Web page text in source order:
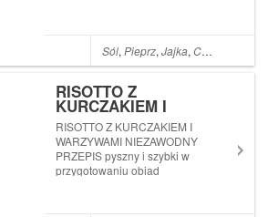
Sól,Pieprz,Jajka,Cukier
RISOTTO Z
KURCZAKIEM I
WARZYWAMI –
NIEZAWODNY PRZEPIS
RISOTTO Z KURCZAKIEM I
WARZYWAMI NIEZAWODNY
PRZEPIS pyszny i szybki w
przygotowaniu obiad